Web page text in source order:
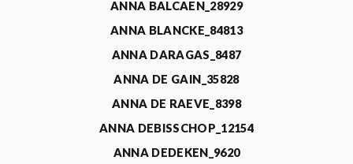
ANNA BALCAEN_28929
ANNA BLANCKE_84813
ANNA DARAGAS_8487
ANNA DE GAIN_35828
ANNA DE RAEVE_8398
ANNA DEBISSCHOP_12154
ANNA DEDEKEN_9620